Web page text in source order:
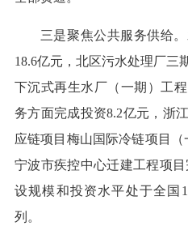
三是聚焦公共服务供给
18.6亿元，北区污水处理厂三
下沉式再生水厂（一期）工
务方面完成投资8.2亿元，浙
应链项目梅山国际冷链项目（
宁波市疾控中心迁建工程项
设规模和投资水平处于全国
列。